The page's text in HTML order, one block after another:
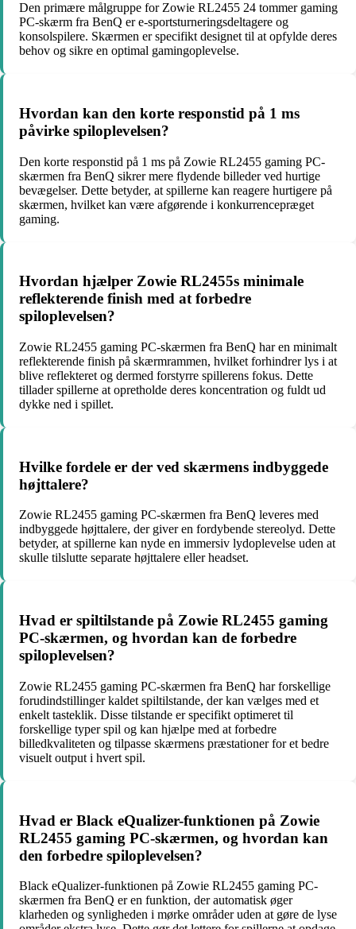
Den primære målgruppe for Zowie RL2455 24 tommer gaming
PC-skærm fra BenQ er e-sportsturneringsdeltagere og
konsolspilere. Skærmen er specifikt designet til at opfylde deres
behov og sikre en optimal gamingoplevelse.
Hvordan kan den korte responstid på 1 ms
påvirke spiloplevelsen?
Den korte responstid på 1 ms på Zowie RL2455 gaming PC-
skærmen fra BenQ sikrer mere flydende billeder ved hurtige
bevægelser. Dette betyder, at spillerne kan reagere hurtigere på
skærmen, hvilket kan være afgørende i konkurrencepræget
gaming.
Hvordan hjælper Zowie RL2455s minimale
reflekterende finish med at forbedre
spiloplevelsen?
Zowie RL2455 gaming PC-skærmen fra BenQ har en minimalt
reflekterende finish på skærmrammen, hvilket forhindrer lys i at
blive reflekteret og dermed forstyrre spillerens fokus. Dette
tillader spillerne at opretholde deres koncentration og fuldt ud
dykke ned i spillet.
Hvilke fordele er der ved skærmens indbyggede
højttalere?
Zowie RL2455 gaming PC-skærmen fra BenQ leveres med
indbyggede højttalere, der giver en fordybende stereolyd. Dette
betyder, at spillerne kan nyde en immersiv lydoplevelse uden at
skulle tilslutte separate højttalere eller headset.
Hvad er spiltilstande på Zowie RL2455 gaming
PC-skærmen, og hvordan kan de forbedre
spiloplevelsen?
Zowie RL2455 gaming PC-skærmen fra BenQ har forskellige
forudindstillinger kaldet spiltilstande, der kan vælges med et
enkelt tasteklik. Disse tilstande er specifikt optimeret til
forskellige typer spil og kan hjælpe med at forbedre
billedkvaliteten og tilpasse skærmens præstationer for et bedre
visuelt output i hvert spil.
Hvad er Black eQualizer-funktionen på Zowie
RL2455 gaming PC-skærmen, og hvordan kan
den forbedre spiloplevelsen?
Black eQualizer-funktionen på Zowie RL2455 gaming PC-
skærmen fra BenQ er en funktion, der automatisk øger
klarheden og synligheden i mørke områder uden at gøre de lyse